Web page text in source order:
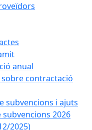
anual
contractació
subvencions i ajuts
2026
2025)